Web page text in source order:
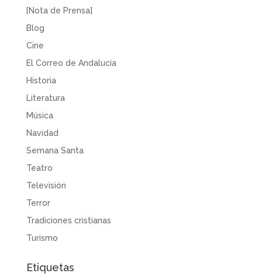
[Nota de Prensa]
Blog
Cine
El Correo de Andalucía
Historia
Literatura
Música
Navidad
Semana Santa
Teatro
Televisión
Terror
Tradiciones cristianas
Turismo
Etiquetas